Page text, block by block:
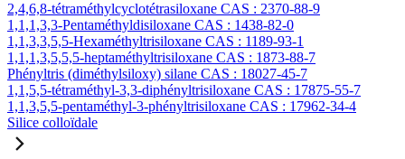
2,4,6,8-tétraméthylcyclotétrasiloxane CAS : 2370-88-9
1,1,1,3,3-Pentaméthyldisiloxane CAS : 1438-82-0
1,1,3,3,5,5-Hexaméthyltrisiloxane CAS : 1189-93-1
1,1,1,3,5,5,5-heptaméthyltrisiloxane CAS : 1873-88-7
Phényltris (diméthylsiloxy) silane CAS : 18027-45-7
1,1,5,5-tétraméthyl-3,3-diphényltrisiloxane CAS : 17875-55-7
1,1,3,5,5-pentaméthyl-3-phényltrisiloxane CAS : 17962-34-4
Silice colloïdale